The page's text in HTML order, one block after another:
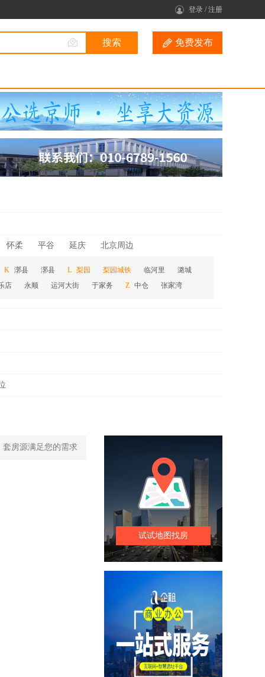
登录 /注册
免费发布
怀柔 平谷 延庆 北京周边
K 漷县 漷县 L 梨园 梨园城铁 临河里
潞城
店
永顺 运河大街 于家务 Z 中仓 张家湾
套房源满足您的需求
试试地图找房